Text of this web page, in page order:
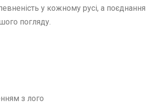
у кожному русі, а
погляду.
з лого